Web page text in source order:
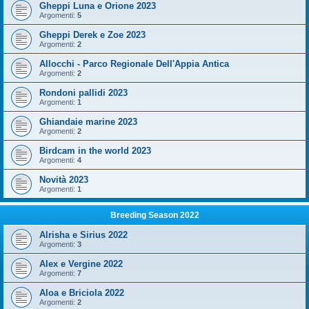
Gheppi Luna e Orione 2023
Argomenti: 5
Gheppi Derek e Zoe 2023
Argomenti: 2
Allocchi - Parco Regionale Dell'Appia Antica
Argomenti: 2
Rondoni pallidi 2023
Argomenti: 1
Ghiandaie marine 2023
Argomenti: 2
Birdcam in the world 2023
Argomenti: 4
Novità 2023
Argomenti: 1
Breeding Season 2022
Alrisha e Sirius 2022
Argomenti: 3
Alex e Vergine 2022
Argomenti: 7
Aloa e Briciola 2022
Argomenti: 2